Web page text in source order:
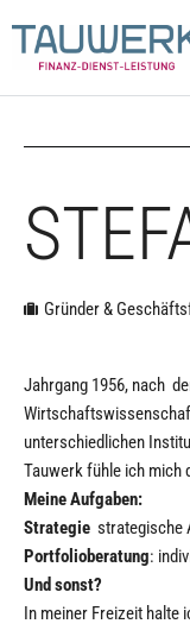
Gründer &
Jahrgang 1956, nach
unterschiedlichen
Tauwerk fühle ich mich
Meine Aufgaben:
Strategie strategische
Portfolioberatung:
Und sonst?
In meiner Freizeit halte